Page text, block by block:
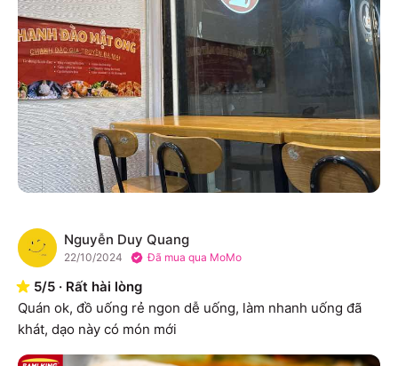
N Nguyễn Duy Quang
22/10/2024 Đã mua qua MoMo
5/5 · Rất hài lòng
Quán ok, đồ uống rẻ ngon dễ uống, làm nhanh uống đã
khát, dạo này có món mới